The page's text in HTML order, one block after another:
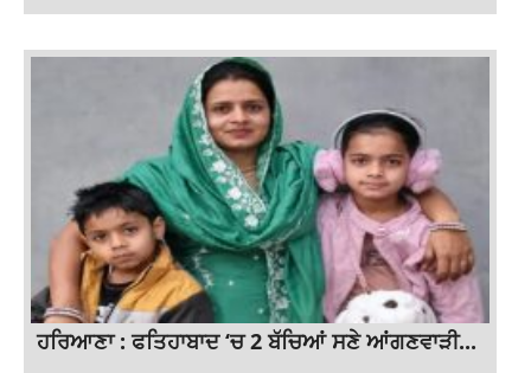
ਹਰਿਆਣਾ : ਫਤਿਹਾਬਾਦ ‘ਚ 2 ਬੱਚਿਆਂ ਸਣੇ ਆਂਗਣਵਾੜੀ...